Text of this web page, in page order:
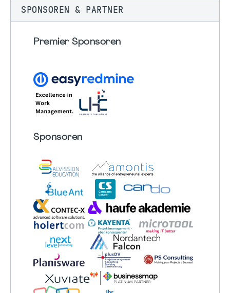
SPONSOREN & PARTNER
Premier Sponsoren
Sponsoren